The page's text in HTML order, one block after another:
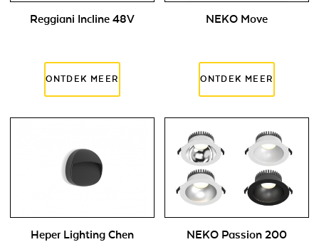
Reggiani Incline 48V NEKO Move
Heper Lighting Chen NEKO Passion 200